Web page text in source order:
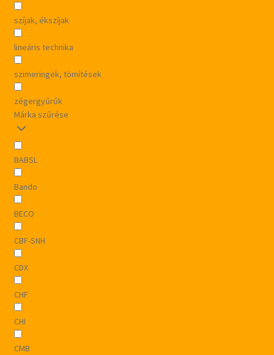
szíjak, ékszíjak
lineáris technika
szimeringek, tömítések
zégergyűrűk
Márka szűrése
BABSL
Bando
BECO
CBF-SNH
CDX
CHF
CHI
CMB